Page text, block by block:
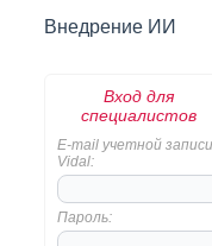
Внедрение ИИ
Вход для
специалистов
E-mail учетной записи
Vidal:
Пароль: